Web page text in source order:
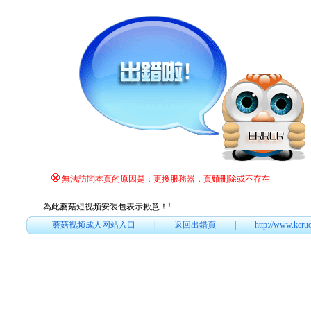
無法訪問本頁的原因是：更換服務器，頁麵刪除或不存在
為此蘑菇短视频安装包表示歉意！ !
蘑菇视频成人网站入口|返回出錯頁|http://